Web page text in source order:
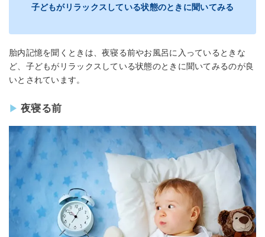
子どもがリラックスしている状態のときに聞いてみる
胎内記憶を聞くときは、夜寝る前やお風呂に入っているときな
ど、子どもがリラックスしている状態のときに聞いてみるのが良
いとされています。
夜寝る前